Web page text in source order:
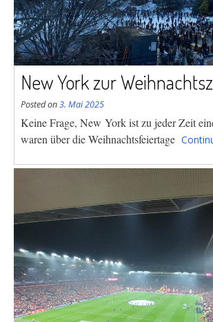
New York zur
Posted on3. Mai 2025
Keine Frage, New York ist zu jeder Zeit
waren überdie Weihnachtsfeiertage